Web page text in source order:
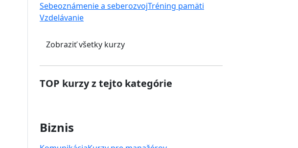
Sebeoznámenie a seberozvojTréning pamäti
Vzdelávanie
Zobraziť všetky kurzy
TOP kurzy z tejto kategórie
Biznis